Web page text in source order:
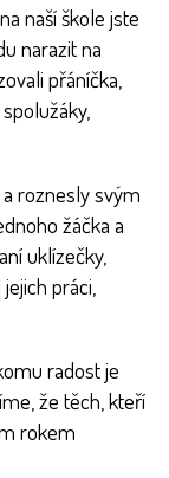
naší škole jste
narazit na
přáníčka,
roznesly svým
žáčka a
uklízečky,
práci,
radost je
že těch, kteří
rokem